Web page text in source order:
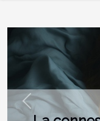
Previous